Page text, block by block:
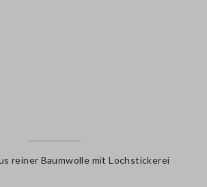
reiner Baumwolle mit Lochstickerei